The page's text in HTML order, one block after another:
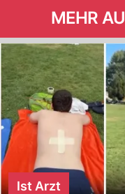
MEHR
Ist Arzt